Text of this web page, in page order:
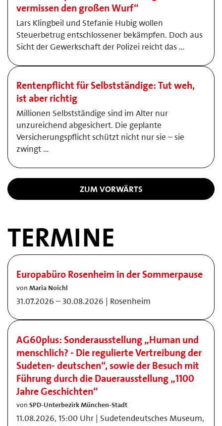
vermissen den großen Wurf“
Lars Klingbeil und Stefanie Hubig wollen
Steuerbetrug entschlossener bekämpfen. Doch aus
Sicht der Gewerkschaft der Polizei reicht das …
Rentenpflicht für Selbstständige: Tut weh,
ist aber richtig
Millionen Selbstständige sind im Alter nur
unzureichend abgesichert. Die geplante
Versicherungspflicht schützt nicht nur sie – sie
zwingt …
ZUM VORWÄRTS
TERMINE
Europabüro Rosenheim in der Sommerpause
von Maria Noichl
31.07.2026 – 30.08.2026 | Rosenheim
AG60plus: Sonderausstellung „Human und
menschlich? - Die regulierte Vertreibung der
Sudeten- deutschen“, sowie der Besuch mit
Führung durch die Dauerausstellung „1100
Jahre Geschichten“
von SPD-Unterbezirk München-Stadt
11.08.2026, 15:00 Uhr | Sudetendeutsches Museum,